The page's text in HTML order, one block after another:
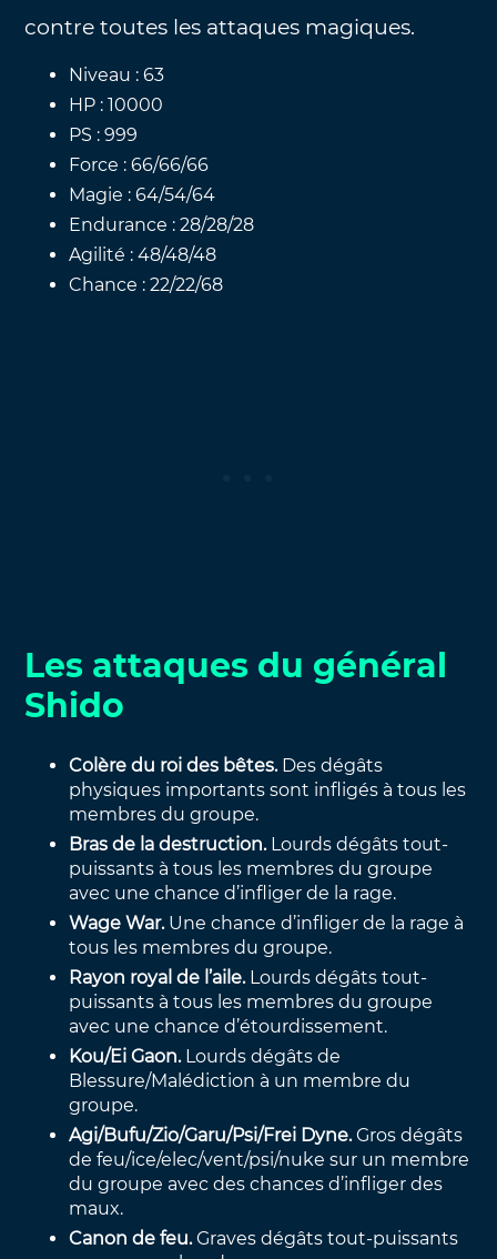
contre toutes les attaques magiques.
Niveau : 63
HP : 10000
PS : 999
Force : 66/66/66
Magie : 64/54/64
Endurance : 28/28/28
Agilité : 48/48/48
Chance : 22/22/68
Les attaques du général
Shido
Colère du roi des bêtes.Des dégâts
physiques importants sont infligés à tous les
membres du groupe.
Bras de la destruction.Lourds dégâts tout-
puissants à tous les membres du groupe
avec une chance d’infliger de la rage.
Wage War.Une chance d’infliger de la rage à
tous les membres du groupe.
Rayon royal de l’aile.Lourds dégâts tout-
puissants à tous les membres du groupe
avec une chance d’étourdissement.
Kou/Ei Gaon.Lourds dégâts de
Blessure/Malédiction à un membre du
groupe.
Agi/Bufu/Zio/Garu/Psi/Frei Dyne.Gros dégâts
de feu/ice/elec/vent/psi/nuke sur un membre
du groupe avec des chances d’infliger des
maux.
Canon de feu.Graves dégâts tout-puissants